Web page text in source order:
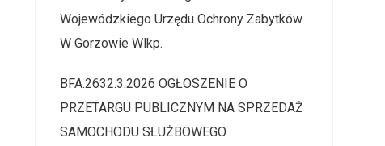
Wojewódzkiego Urzędu Ochrony Zabytków
W Gorzowie Wlkp.
BFA.2632.3.2026 OGŁOSZENIE O
PRZETARGU PUBLICZNYM NA SPRZEDAŻ
SAMOCHODU SŁUŻBOWEGO